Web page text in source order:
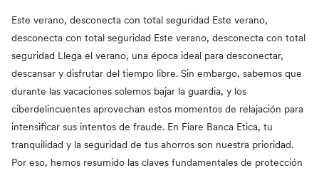
Este verano, desconecta con total seguridad Este verano,
desconecta con total seguridad Este verano, desconecta con total
seguridad Llega el verano, una época ideal para desconectar,
descansar y disfrutar del tiempo libre. Sin embargo, sabemos que
durante las vacaciones solemos bajar la guardia, y los
ciberdelincuentes aprovechan estos momentos de relajación para
intensificar sus intentos de fraude. En Fiare Banca Etica, tu
tranquilidad y la seguridad de tus ahorros son nuestra prioridad.
Por eso, hemos resumido las claves fundamentales de protección
Finanzas Éticas 647
Ética y cooperativa 234
Historias de impacto positivo 183
Proyectos colectivos 32
Projectes col·lectius 1